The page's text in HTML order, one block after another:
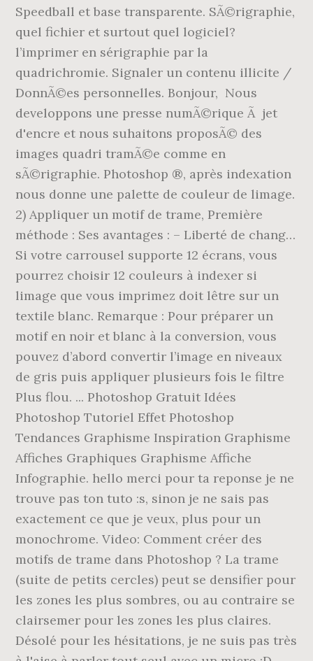
Speedball et base transparente. SÃ©rigraphie,
quel fichier et surtout quel logiciel?
l’imprimer en sérigraphie par la
quadrichromie. Signaler un contenu illicite /
DonnÃ©es personnelles. Bonjour, Nous
developpons une presse numÃ©rique Ã jet
d'encre et nous suhaitons proposÃ© des
images quadri tramÃ©e comme en
sÃ©rigraphie. Photoshop ®, après indexation
nous donne une palette de couleur de limage.
2) Appliquer un motif de trame, Première
méthode : Ses avantages : – Liberté de chang…
Si votre carrousel supporte 12 écrans, vous
pourrez choisir 12 couleurs à indexer si
limage que vous imprimez doit lêtre sur un
textile blanc. Remarque : Pour préparer un
motif en noir et blanc à la conversion, vous
pouvez d’abord convertir l’image en niveaux
de gris puis appliquer plusieurs fois le filtre
Plus flou. ... Photoshop Gratuit Idées
Photoshop Tutoriel Effet Photoshop
Tendances Graphisme Inspiration Graphisme
Affiches Graphiques Graphisme Affiche
Infographie. hello merci pour ta reponse je ne
trouve pas ton tuto :s, sinon je ne sais pas
exactement ce que je veux, plus pour un
monochrome. Video: Comment créer des
motifs de trame dans Photoshop ? La trame
(suite de petits cercles) peut se densifier pour
les zones les plus sombres, ou au contraire se
clairsemer pour les zones les plus claires.
Désolé pour les hésitations, je ne suis pas très